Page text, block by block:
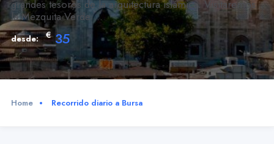
grandes tesoros de la arquitectura islámica. Visitaremos
la Mezquita Verde ...
desde: € 35
Home Recorrido diario a Bursa